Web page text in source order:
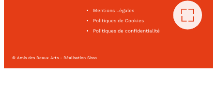
Mentions Légales
Politiques de Cookies
Politiques de confidentialité
© Amis des Beaux Arts - Réalisation Sisso